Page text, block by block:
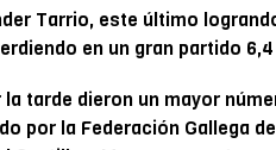
Tarrio, este último
en un gran partido 6,4
tarde dieron un mayor
por la Federación Gallega